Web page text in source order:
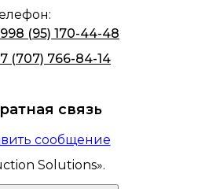
:
(95) 170-44-48
(707) 766-84-14
связь
сообщение
Solutions».